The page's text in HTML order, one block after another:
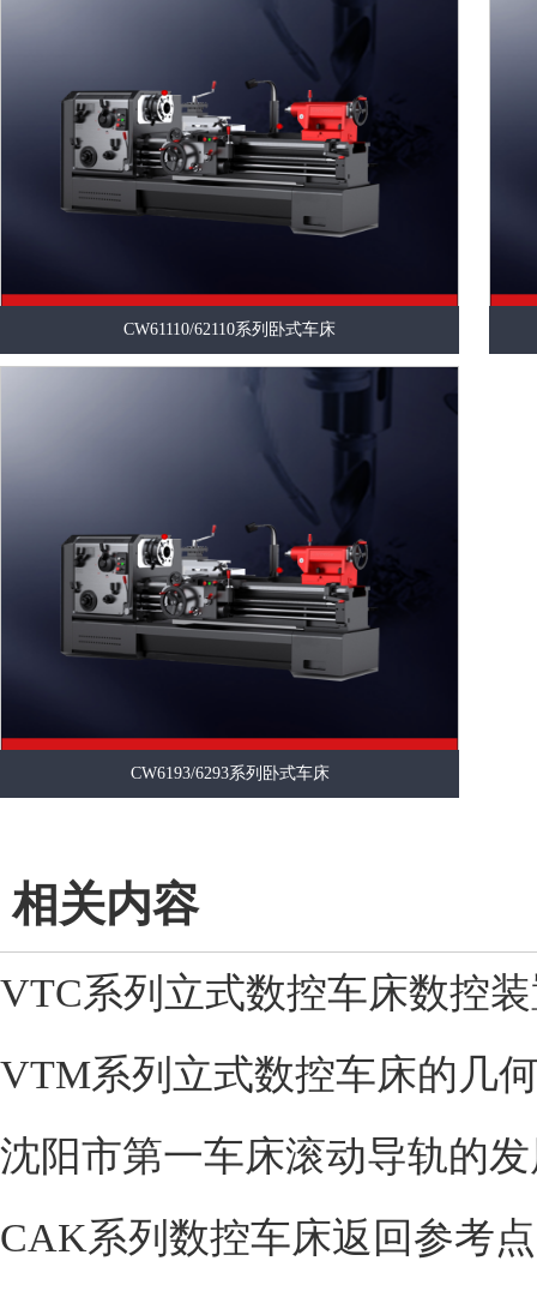
CW61110/62110系列卧式车床
CW6193/6293系列卧式车床
相关内容
VTC系列立式数控车床数控
VTM系列立式数控车床的几
沈阳市第一车床滚动导轨的
CAK系列数控车床返回参考